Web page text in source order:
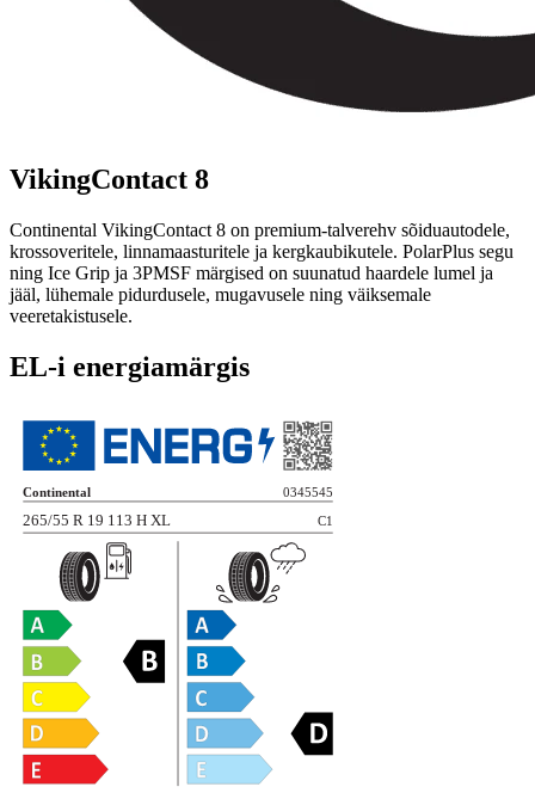
VikingContact 8
Continental VikingContact 8 on premium-talverehv sõiduautodele,
krossoveritele, linnamaasturitele ja kergkaubikutele. PolarPlus segu
ning Ice Grip ja 3PMSF märgised on suunatud haardele lumel ja
jääl, lühemale pidurdusele, mugavusele ning väiksemale
veeretakistusele.
EL-i energiamärgis